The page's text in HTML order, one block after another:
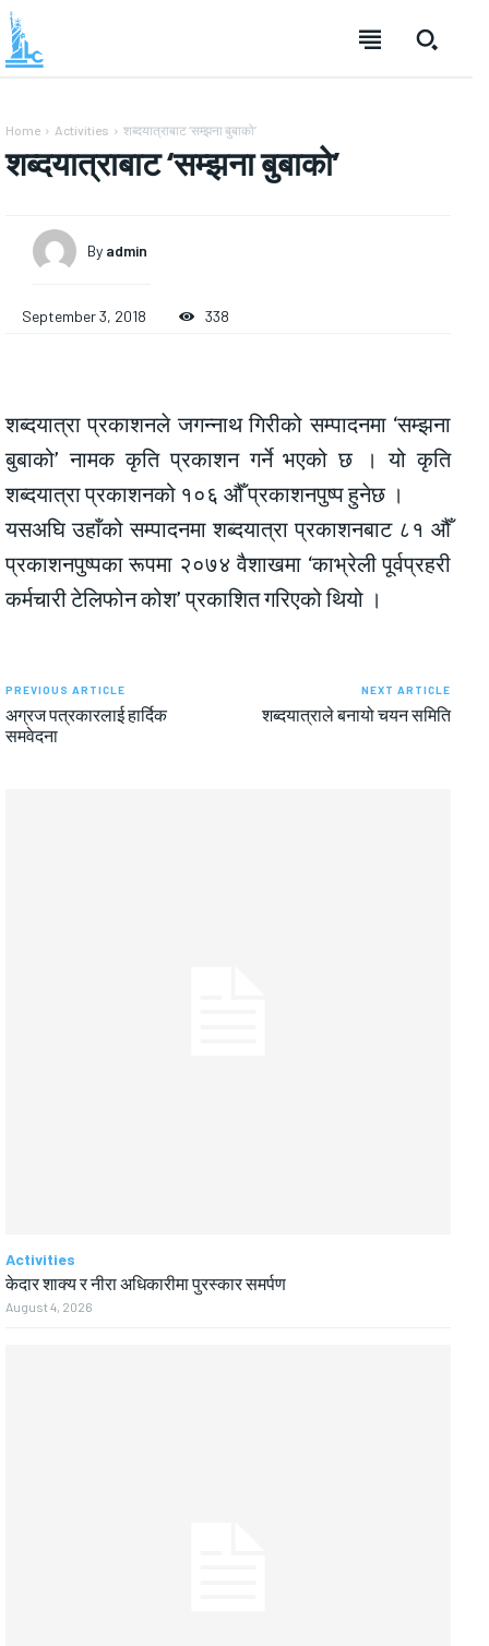
Home Activities शब्दयात्राबाट ‘सम्झना बुबाको’
शब्दयात्राबाट ‘सम्झना बुबाको’
By admin
September 3, 2018 338
शब्दयात्रा प्रकाशनले जगन्नाथ गिरीको सम्पादनमा ‘सम्झना
बुबाको’ नामक कृति प्रकाशन गर्ने भएको छ । यो कृति
शब्दयात्रा प्रकाशनको १०६ औँ प्रकाशनपुष्प हुनेछ ।
यसअघि उहाँको सम्पादनमा शब्दयात्रा प्रकाशनबाट ८१ औँ
प्रकाशनपुष्पका रूपमा २०७४ वैशाखमा ‘काभ्रेली पूर्वप्रहरी
कर्मचारी टेलिफोन कोश’ प्रकाशित गरिएको थियो ।
PREVIOUS ARTICLE
अग्रज पत्रकारलाई हार्दिक
समवेदना
NEXT ARTICLE
शब्दयात्राले बनायो चयन समिति
Activities
केदार शाक्य र नीरा अधिकारीमा पुरस्कार समर्पण
August 4, 2026